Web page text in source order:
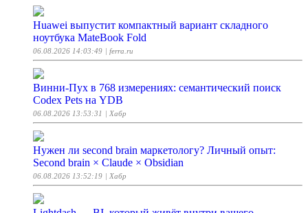
Huawei выпустит компактный вариант складного
ноутбука MateBook Fold
06.08.2026 14:03:49 | ferra.ru
Винни-Пух в 768 измерениях: семантический поиск
Codex Pets на YDB
06.08.2026 13:53:31 | Хабр
Нужен ли second brain маркетологу? Личный опыт:
Second brain × Claude × Obsidian
06.08.2026 13:52:19 | Хабр